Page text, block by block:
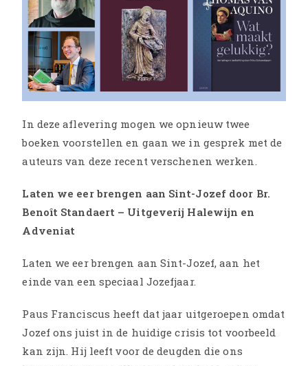
In deze aflevering mogen we opnieuw twee
boeken voorstellen en gaan we in gesprek met de
auteurs van deze recent verschenen werken.
Laten we eer brengen aan Sint-Jozef door Br.
Benoît Standaert – Uitgeverij Halewijn en
Adveniat
Laten we eer brengen aan Sint-Jozef, aan het
einde van een speciaal Jozefjaar.
Paus Franciscus heeft dat jaar uitgeroepen omdat
Jozef ons juist in de huidige crisis tot voorbeeld
kan zijn. Hij leeft voor de deugden die ons